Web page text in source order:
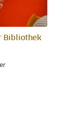
Bibliothek